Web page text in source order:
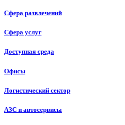
Сфера развлечений
Сфера услуг
Доступная среда
Офисы
Логистический сектор
АЗС и автосервисы